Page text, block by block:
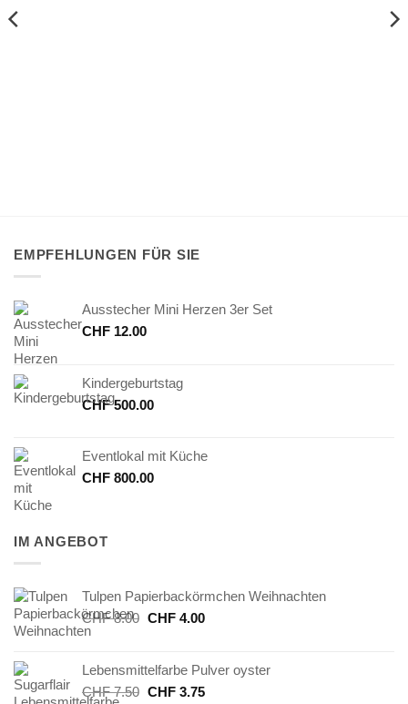
EMPFEHLUNGEN FÜR SIE
Ausstecher Mini Herzen 3er Set
CHF 12.00
Kindergeburtstag
CHF500.00
Eventlokal mit Küche
CHF 800.00
IM ANGEBOT
Tulpen Papierbackörmchen Weihnachten
CHF8.00 Ursprünglicher
CHF 8.00
CHF4.00Aktueller
CHF 4.00.
Lebensmittelfarbe Pulver oyster
CHF7.50 Ursprünglicher
CHF3.75Aktueller